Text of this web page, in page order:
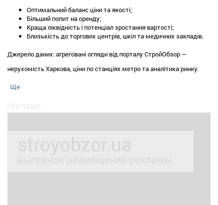
Оптимальний баланс ціни та якості;
Більший попит на оренду;
Краща ліквідність і потенціал зростання вартості;
Близькість до торгових центрів, шкіл та медичних закладів.
Джерело даних: агреговані огляди від порталу СтройОбзор —
нерухомість Харкова, ціни по станціях метро та аналітика ринку.
Ще